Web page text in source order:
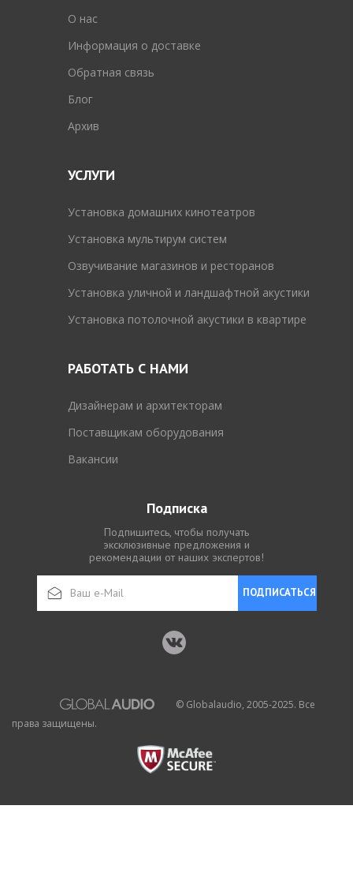
O нас
Информация о доставке
Обратная связь
Блог
Архив
УСЛУГИ
Установка домашних кинотеатров
Установка мультирум систем
Озвучивание магазинов и ресторанов
Установка уличной и ландшафтной акустики
Установка потолочной акустики в квартире
РАБОТАТЬ С НАМИ
Дизайнерам и архитекторам
Поставщикам оборудования
Вакансии
Подписка
Подпишитесь, чтобы получать
эксклюзивные предложения и
рекомендации от наших экспертов!
ПОДПИСАТЬСЯ
© Globalaudio, 2005-2025. Все
права защищены.